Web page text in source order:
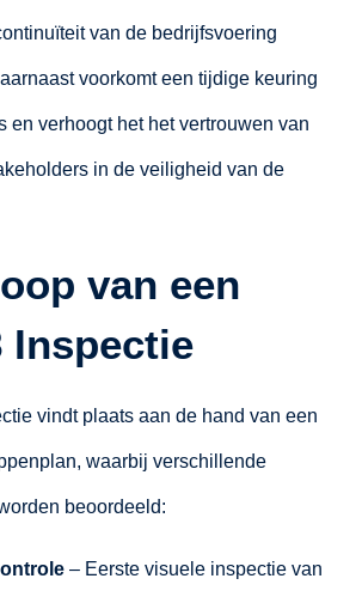
van de bedrijfsvoering
voorkomt een tijdige keuring
en verhoogt het het vertrouwen van
in de veiligheid van de
van een
Inspectie
vindt plaats aan de hand van een
waarbij verschillende
beoordeeld:
– Eerste visuele inspectie van